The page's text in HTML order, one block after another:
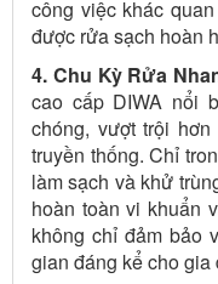
công việc khác
được rửa sạch hoàn
4. Chu Kỳ Rửa
cao cấp DIWA nổi
chóng, vượt trội
truyền thống. Chỉ
làm sạch và khử
hoàn toàn vi khuẩn
không chỉ đảm bảo
gian đáng kể cho gia